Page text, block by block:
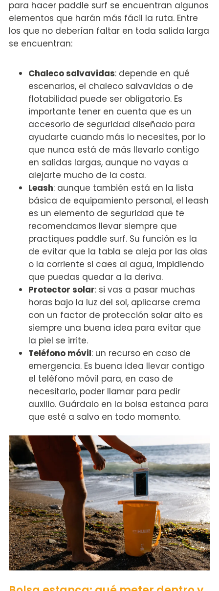
para hacer paddle surf se encuentran algunos
elementos que harán más fácil la ruta. Entre
los que no deberían faltar en toda salida larga
se encuentran:
Chaleco salvavidas: depende en qué
escenarios, el chaleco salvavidas o de
flotabilidad puede ser obligatorio. Es
importante tener en cuenta que es un
accesorio de seguridad diseñado para
ayudarte cuando más lo necesites, por lo
que nunca está de más llevarlo contigo
en salidas largas, aunque no vayas a
alejarte mucho de la costa.
Leash: aunque también está en la lista
básica de equipamiento personal, el leash
es un elemento de seguridad que te
recomendamos llevar siempre que
practiques paddle surf. Su función es la
de evitar que la tabla se aleja por las olas
o la corriente si caes al agua, impidiendo
que puedas quedar a la deriva.
Protector solar: si vas a pasar muchas
horas bajo la luz del sol, aplicarse crema
con un factor de protección solar alto es
siempre una buena idea para evitar que
la piel se irrite.
Teléfono móvil: un recurso en caso de
emergencia. Es buena idea llevar contigo
el teléfono móvil para, en caso de
necesitarlo, poder llamar para pedir
auxilio. Guárdalo en la bolsa estanca para
que esté a salvo en todo momento.